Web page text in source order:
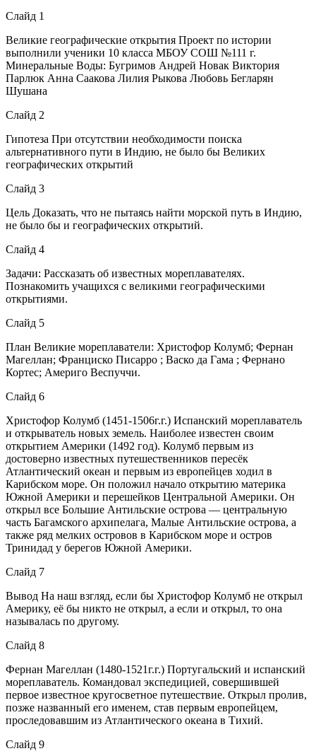
Слайд 1
Великие географические открытия Проект по истории
выполнили ученики 10 класса МБОУ СОШ №111 г.
Минеральные Воды: Бугримов Андрей Новак Виктория
Парлюк Анна Саакова Лилия Рыкова Любовь Бегларян
Шушана
Слайд 2
Гипотеза При отсутствии необходимости поиска
альтернативного пути в Индию, не было бы Великих
географических открытий
Слайд 3
Цель Доказать, что не пытаясь найти морской путь в Индию,
не было бы и географических открытий.
Слайд 4
Задачи: Рассказать об известных мореплавателях.
Познакомить учащихся с великими географическими
открытиями.
Слайд 5
План Великие мореплаватели: Христофор Колумб; Фернан
Магеллан; Франциско Писарро ; Васко да Гама ; Фернано
Кортес; Америго Веспуччи.
Слайд 6
Христофор Колумб (1451-1506г.г.) Испанский мореплаватель
и открыватель новых земель. Наиболее известен своим
открытием Америки (1492 год). Колумб первым из
достоверно известных путешественников пересёк
Атлантический океан и первым из европейцев ходил в
Карибском море. Он положил начало открытию материка
Южной Америки и перешейков Центральной Америки. Он
открыл все Большие Антильские острова — центральную
часть Багамского архипелага, Малые Антильские острова, а
также ряд мелких островов в Карибском море и остров
Тринидад у берегов Южной Америки.
Слайд 7
Вывод На наш взгляд, если бы Христофор Колумб не открыл
Америку, её бы никто не открыл, а если и открыл, то она
называлась по другому.
Слайд 8
Фернан Магеллан (1480-1521г.г.) Португальский и испанский
мореплаватель. Командовал экспедицией, совершившей
первое известное кругосветное путешествие. Открыл пролив,
позже названный его именем, став первым европейцем,
проследовавшим из Атлантического океана в Тихий.
Слайд 9